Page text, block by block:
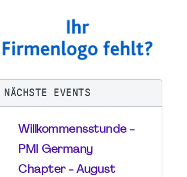
NÄCHSTE EVENTS
Willkommensstunde -
PMI Germany
Chapter - August